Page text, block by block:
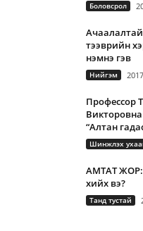
Боловсрол
тээврийн
нэмнэ гэв
Нийгэм
Профессор
“Алтан
Шинжлэх
АМТАТ ЖОР:
хийх вэ?
Танд тустай